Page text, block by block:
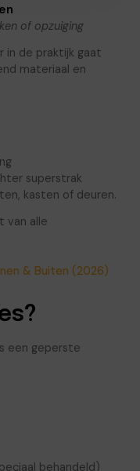
of opzuiging
in de praktijk gaat
materiaal en
superstrak
kasten of deuren.
van alle
& Buiten (2026)
een geperste
behandeld)